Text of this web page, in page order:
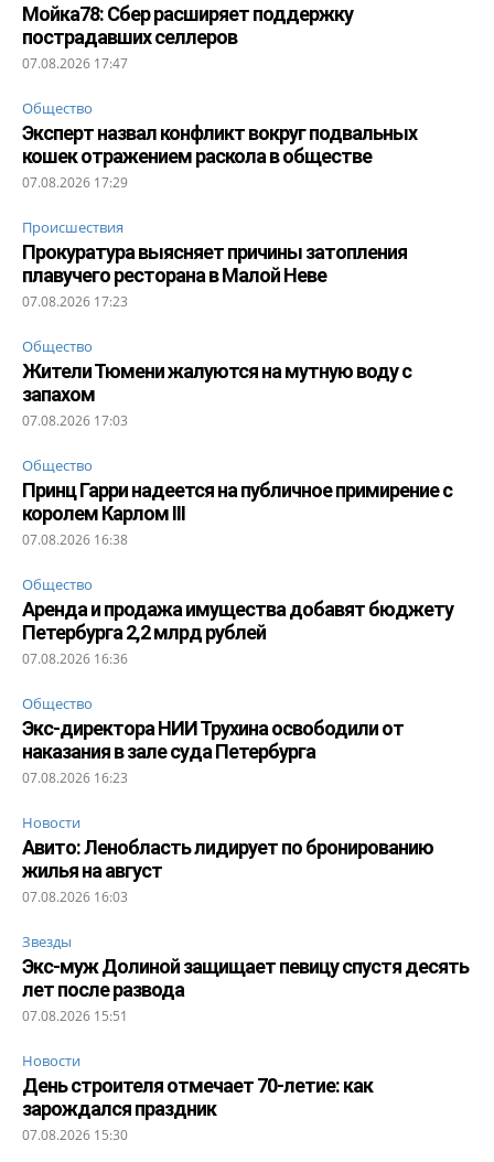
Мойка78: Сбер расширяет поддержку
пострадавших селлеров
07.08.2026 17:47
Общество
Эксперт назвал конфликт вокруг подвальных
кошек отражением раскола в обществе
07.08.2026 17:29
Происшествия
Прокуратура выясняет причины затопления
плавучего ресторана в Малой Неве
07.08.2026 17:23
Общество
Жители Тюмени жалуются на мутную воду с
запахом
07.08.2026 17:03
Общество
Принц Гарри надеется на публичное примирение с
королем Карлом III
07.08.2026 16:38
Общество
Аренда и продажа имущества добавят бюджету
Петербурга 2,2 млрд рублей
07.08.2026 16:36
Общество
Экс-директора НИИ Трухина освободили от
наказания в зале суда Петербурга
07.08.2026 16:23
Новости
Авито: Ленобласть лидирует по бронированию
жилья на август
07.08.2026 16:03
Звезды
Экс-муж Долиной защищает певицу спустя десять
лет после развода
07.08.2026 15:51
Новости
День строителя отмечает 70-летие: как
зарождался праздник
07.08.2026 15:30